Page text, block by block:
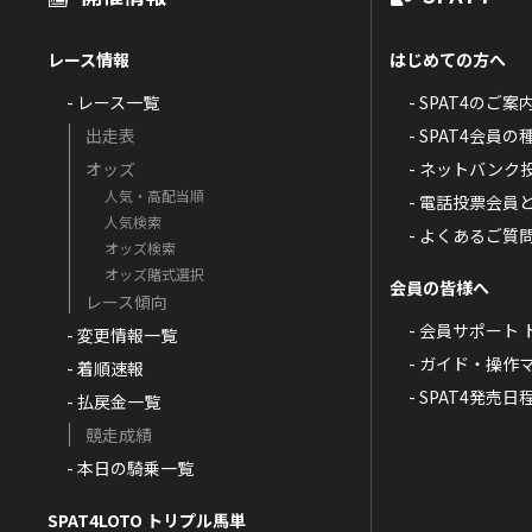
レース情報
- レース一覧
出走表
オッズ
人気・高配当順
人気検索
オッズ検索
オッズ賭式選択
レース傾向
- 変更情報一覧
- 着順速報
- 払戻金一覧
競走成績
- 本日の騎乗一覧
SPAT4LOTO トリプル馬単
はじめての方へ
- SPAT4のご案
- SPAT4会員の
- ネットバンク
- 電話投票会員
- よくあるご質
会員の皆様へ
- 会員サポート
- ガイド・操作
- SPAT4発売日